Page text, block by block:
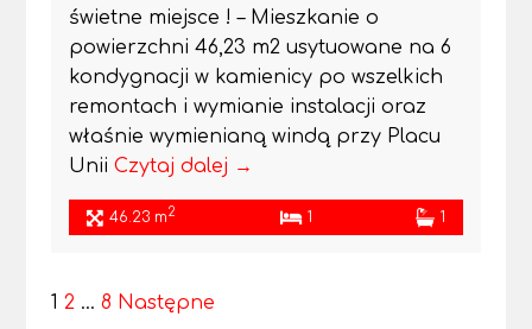
świetne miejsce ! – Mieszkanie o
powierzchni 46,23 m2 usytuowane na 6
kondygnacji w kamienicy po wszelkich
remontach i wymianie instalacji oraz
właśnie wymienianą windą przy Placu
Unii Czytaj dalej →
46.23 m2 1 1
1 2 … 8 Następne